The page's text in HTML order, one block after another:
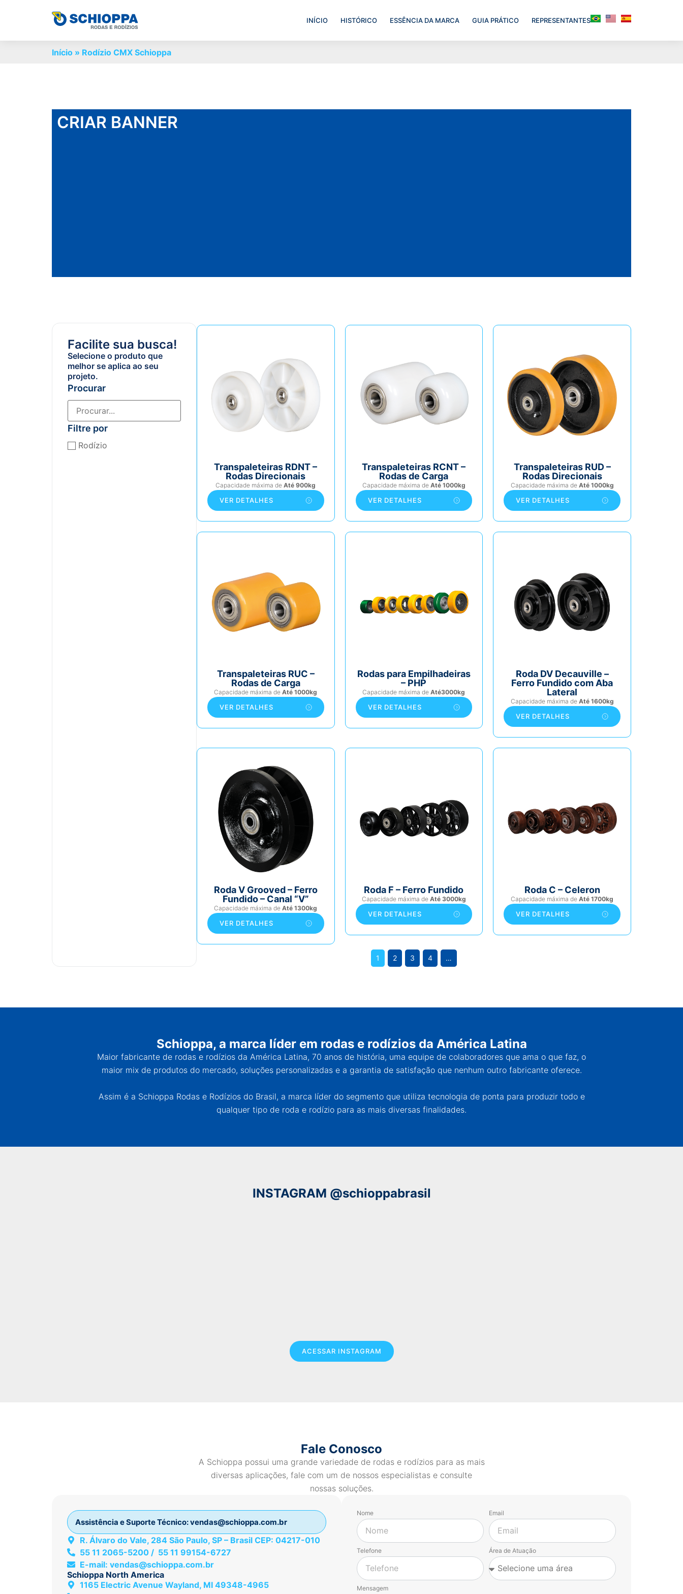
INÍCIO HISTÓRICO ESSÊNCIA DA MARCA GUIA PRÁTICO REPRESENTANTES
Início » Rodízio CMX Schioppa
CRIAR BANNER
Facilite sua busca!
Selecione o produto que
melhor se aplica ao seu
projeto.
Procurar
Filtre por
Rodízio
Transpaleteiras RDNT –
Rodas Direcionais
Capacidade máxima deAté 900kg
VER DETALHES
Transpaleteiras RCNT –
Rodas de Carga
Capacidade máxima de Até 1000kg
VER DETALHES
Transpaleteiras RUD –
Rodas Direcionais
Capacidade máxima de Até 1000kg
VER DETALHES
Transpaleteiras RUC –
Rodas de Carga
Capacidade máxima deAté 1000kg
VER DETALHES
Rodas para Empilhadeiras
– PHP
Capacidade máxima deAté3000kg
VER DETALHES
Roda DV Decauville –
Ferro Fundido com Aba
Lateral
Capacidade máxima de Até 1600kg
VER DETALHES
Roda V Grooved – Ferro
Fundido – Canal “V”
Capacidade máxima deAté 1300kg
VER DETALHES
Roda F – Ferro Fundido
Capacidade máxima de Até 3000kg
VER DETALHES
Roda C – Celeron
Capacidade máxima deAté 1700kg
VER DETALHES
1 2 3 4 …
Schioppa, a marca líder em rodas e rodízios da América Latina
Maior fabricante de rodas e rodízios da América Latina, 70 anos de história, uma equipe de colaboradores que ama o que faz, o
maior mix de produtos do mercado, soluções personalizadas e a garantia de satisfação que nenhum outro fabricante oferece.
Assim é a Schioppa Rodas e Rodízios do Brasil, a marca líder do segmento que utiliza tecnologia de ponta para produzir todo e
qualquer tipo de roda e rodízio para as mais diversas finalidades.
INSTAGRAM @schioppabrasil
ACESSAR INSTAGRAM
Fale Conosco
A Schioppa possui uma grande variedade de rodas e rodízios para as mais
diversas aplicações, fale com um de nossos especialistas e consulte
nossas soluções.
Assistência e Suporte Técnico:vendas@schioppa.com.br
R. Álvaro do Vale, 284 São Paulo, SP – Brasil CEP: 04217-010
55 11 2065-5200 / 55 11 99154-6727
E-mail: vendas@schioppa.com.br
Schioppa North America
1165 Electric Avenue Wayland, MI 49348-4965
Nome Email
Telefone Área de Atuação
Mensagem